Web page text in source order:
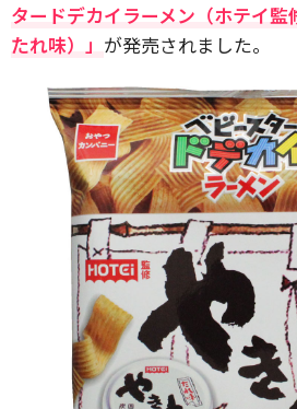
タードデカイラーメン（ホテイ監
たれ味）」 が発売されました。